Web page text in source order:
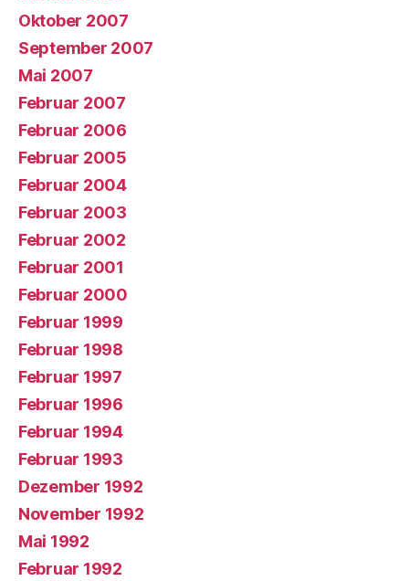
Oktober 2007
September 2007
Mai 2007
Februar 2007
Februar 2006
Februar 2005
Februar 2004
Februar 2003
Februar 2002
Februar 2001
Februar 2000
Februar 1999
Februar 1998
Februar 1997
Februar 1996
Februar 1994
Februar 1993
Dezember 1992
November 1992
Mai 1992
Februar 1992